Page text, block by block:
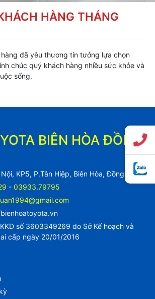
HÀNG THÁNG
đã yêu thương tin tưởng lựa chọn
chúc quý khách hàng nhiều sức khỏe và
sống.
BIÊN HÒA ĐỒNG
Nội, KP5, P.Tân Hiệp, Biên Hòa, Đồng Nai
- 03933.79795
số 3603349269 do Sở Kế hoạch và
cấp ngày 20/01/2016